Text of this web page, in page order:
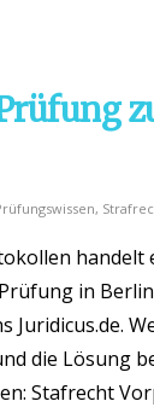
,
in
die Lösung
Stafrecht